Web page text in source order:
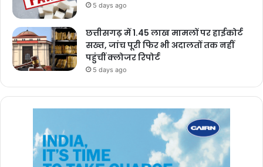
5 days ago
छत्तीसगढ़ में 1.45 लाख मामलों पर हाईकोर्ट
सख्त, जांच पूरी फिर भी अदालतों तक नहीं
पहुंचीं क्लोजर रिपोर्ट
5 days ago